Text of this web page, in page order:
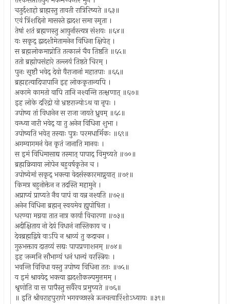
चतुर्दशाहो ब्राह्मस्तु तावती रात्रिरिष्यते ॥६३॥
एवं त्रिंशद्दिनो मासस्ते द्वादश समा स्मृता ।
तेषां शतं ब्रह्मणस्तु आयुर्नास्त्यत्र संशयः ॥६४॥
यः सकृद् द्वादशीमेतामनेन विधिना क्षिपेत् ।
स ब्रह्मलोकमाप्नोति तत्कालं चैव तिष्ठति ॥६५॥
ततो ब्रह्मोपसंहारे तल्लयं तिष्ठते चिरम् ।
पुनः सृष्टौ भवेद् देवो वैराजानां महातपाः ॥६६॥
ब्रह्महत्यादिपापानि इह लोककृतान्यपि ।
अकामे कामतो वापि तानि नश्यन्ति तत्क्षणात् ॥६७॥
इह लोके दरिद्रो यो भ्रष्टराज्योऽथ वा नृपः ।
उपोष्य तां विधानेन स राजा जायते ध्रुवम् ॥६८॥
वन्ध्या नारी भवेद् या तु अनेन विधिना शुभा ।
उपोष्यति भवेत् तस्याः पुत्रः परमधार्मिकः ॥६९॥
अगम्यागमनं येन कृतं जानाति मानवः ।
स इमं विधिमासाद्य तस्मात् पापाद् विमुच्यते ॥७०॥
ब्रह्मक्रियाया लोपेन बहुवर्षकृतेन च ।
उपोष्येमां सकृद् भक्त्या वेदसंस्कारमाप्नुयात् ॥७१॥
किमत्र बहुनोक्तेन न तदस्ति महामुने ।
अप्राप्यं प्राप्यते नैव पापं वा यन्न नश्यति ॥७२॥
अनेन विधिना ब्रह्मन् स्वयमेव ह्युपोषिता ।
धरण्या मग्नया तात नात्र कार्या विचारणा ॥७३॥
अदीक्षिताय नो देयं विधानं नास्तिकाय च ।
देवब्रह्मद्विषे वाऽपि न श्राव्यं तु कदाचन ।
गुरुभक्ताय दातव्यं सद्यः पापप्रणाशनम् ॥७४॥
इह जन्मनि सौभाग्यं धनं धान्यं वरस्त्रियः ।
भवन्ति विविधा यस्तु उपोष्य विधिना ततः ॥७५॥
य इमं श्रावयेद् भक्त्या द्वादशीकल्पमुत्तमम् ।
श्रृणोति वा स पापैस्तु सर्वैरेव प्रमुच्यते ॥७६॥
॥ इति श्रीवराहपुराणे भगवच्छास्त्रे ऊनचत्वारिंशोऽध्यायः ॥३९॥